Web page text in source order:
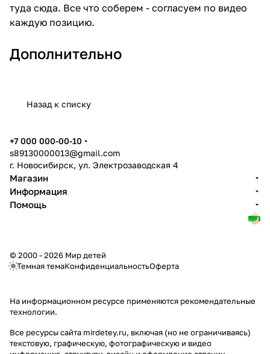
туда сюда. Все что соберем - согласуем по видео
каждую позицию.
Дополнительно
Назад к списку
+7 000 000-00-10
s89130000013@gmail.com
г. Новосибирск, ул. Электрозаводская 4
Магазин
Информация
Помощь
© 2000 - 2026 Мир детей
Темная темаКонфиденциальностьОферта
На информационном ресурсе применяются рекомендательные
технологии.
Все ресурсы сайта mirdetey.ru, включая (но не ограничиваясь)
текстовую, графическую, фотографическую и видео